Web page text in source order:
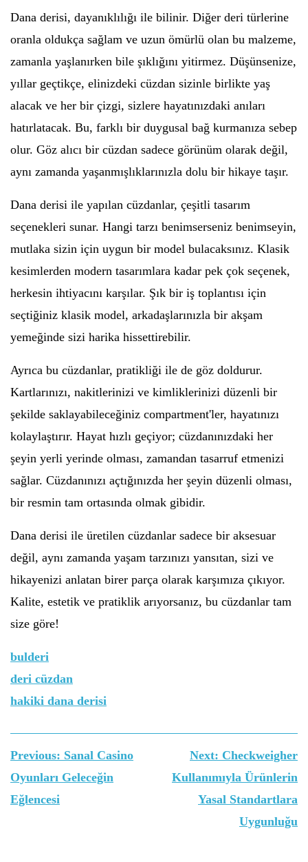
Dana derisi, dayanıklılığı ile bilinir. Diğer deri türlerine
oranla oldukça sağlam ve uzun ömürlü olan bu malzeme,
zamanla yaşlanırken bile şıklığını yitirmez. Düşünsenize,
yıllar geçtikçe, elinizdeki cüzdan sizinle birlikte yaş
alacak ve her bir çizgi, sizlere hayatınızdaki anıları
hatırlatacak. Bu, farklı bir duygusal bağ kurmanıza sebep
olur. Göz alıcı bir cüzdan sadece görünüm olarak değil,
aynı zamanda yaşanmışlıklarınızla dolu bir hikaye taşır.
Dana derisi ile yapılan cüzdanlar, çeşitli tasarım
seçenekleri sunar. Hangi tarzı benimserseniz benimseyin,
mutlaka sizin için uygun bir model bulacaksınız. Klasik
kesimlerden modern tasarımlara kadar pek çok seçenek,
herkesin ihtiyacını karşılar. Şık bir iş toplantısı için
seçtiğiniz klasik model, arkadaşlarınızla bir akşam
yemeğinde sizi harika hissettirebilir.
Ayrıca bu cüzdanlar, pratikliği ile de göz doldurur.
Kartlarınızı, nakitlerinizi ve kimliklerinizi düzenli bir
şekilde saklayabileceğiniz compartment'ler, hayatınızı
kolaylaştırır. Hayat hızlı geçiyor; cüzdanınızdaki her
şeyin yerli yerinde olması, zamandan tasarruf etmenizi
sağlar. Cüzdanınızı açtığınızda her şeyin düzenli olması,
bir resmin tam ortasında olmak gibidir.
Dana derisi ile üretilen cüzdanlar sadece bir aksesuar
değil, aynı zamanda yaşam tarzınızı yansıtan, sizi ve
hikayenizi anlatan birer parça olarak karşımıza çıkıyor.
Kalite, estetik ve pratiklik arıyorsanız, bu cüzdanlar tam
size göre!
bulderi
deri cüzdan
hakiki dana derisi
Yazı
gezinmesi
Previous: Sanal Casino
Oyunları Geleceğin
Eğlencesi
Next: Checkweigher
Kullanımıyla Ürünlerin
Yasal Standartlara
Uygunluğu